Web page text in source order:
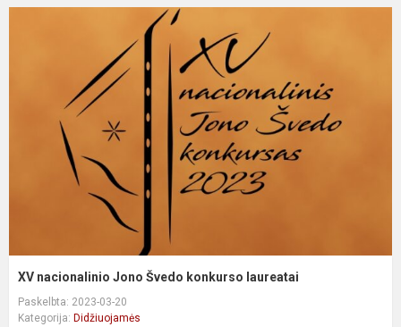
XV nacionalinio Jono Švedo konkurso laureatai
Paskelbta: 2023-03-20
Kategorija: Didžiuojamės